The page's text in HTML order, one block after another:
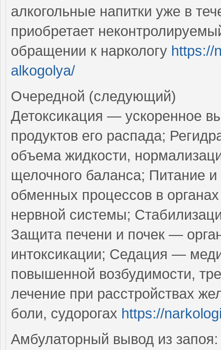
алкогольные напитки уже в
приобретает
обращении к наркологу https://
alkogolya/
Очередной (следующий)
Детоксикация — ускоренное
продуктов его распада;
объема жидкости,
щелочного баланса; Питание
обменных процессов в
нервной системы;
Защита печени и почек —
интоксикации; Седация —
повышенной возбудимости,
лечение при расстройствах
боли, судорогах https://
Амбулаторный вывод из